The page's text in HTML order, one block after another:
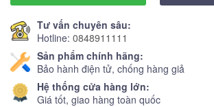
Tư vấn chuyên sâu:
Hotline: 0848911111
Sản phẩm chính hãng:
Bảo hành điện tử, chống hàng giả
Hệ thống cửa hàng lớn:
Giá tốt, giao hàng toàn quốc